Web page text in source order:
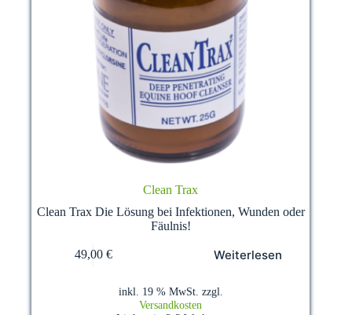
Clean Trax
Clean Trax Die Lösung bei Infektionen, Wunden oder
Fäulnis!
49,00 € Weiterlesen
inkl. 19 % MwSt. zzgl.
Versandkosten